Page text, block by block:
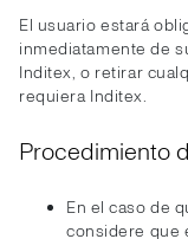
El usuario estará
inmediatamente de
Inditex, o retirar
requiera Inditex.
Procedimiento
En el caso de
considere que